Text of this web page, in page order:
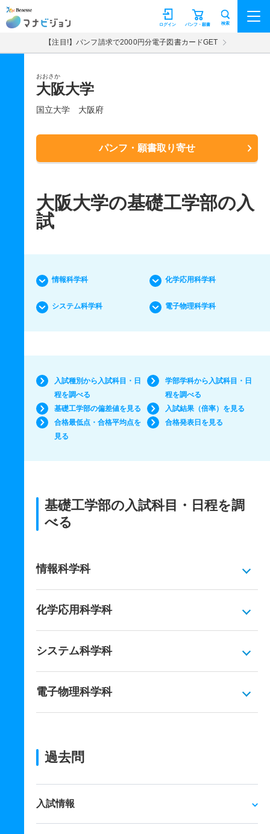
マナビジョン パンフ・願書
ログイン 検索
【注目!】パンフ請求で2000円分電子図書カードGET
おおさか
大阪大学
国立大学 大阪府
パンフ・願書取り寄せ
大阪大学の基礎工学部の入
試
情報科学科 化学応用科学科
システム科学科 電子物理科学科
入試種別から入試科目・日
程を調べる
学部学科から入試科目・日
程を調べる
基礎工学部の偏差値を見る
入試結果（倍率）を見る
合格最低点・合格平均点を
見る
合格発表日を見る
基礎工学部の入試科目・日程を調
べる
情報科学科
化学応用科学科
システム科学科
電子物理科学科
過去問
入試情報